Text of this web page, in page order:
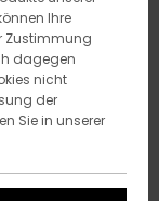
Ihre
Zustimmung
dagegen
nicht
der
Sie in unserer